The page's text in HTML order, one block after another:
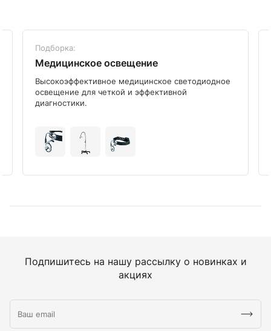
Подборка:
Медицинское освещение
Высокоэффективное медицинское светодиодное
освещение для четкой и эффективной
диагностики.
Подпишитесь на нашу рассылку о новинках и
акциях